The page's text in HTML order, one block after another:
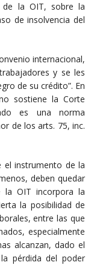
de la OIT, sobre la
de insolvencia del
internacional,
y se les
de su crédito”. En
sostiene la Corte
es una norma
de los arts. 75, inc.
el instrumento de la
deben quedar
la OIT incorpora la
la posibilidad de
entre las que
especialmente
alcanzan, dado el
pérdida del poder